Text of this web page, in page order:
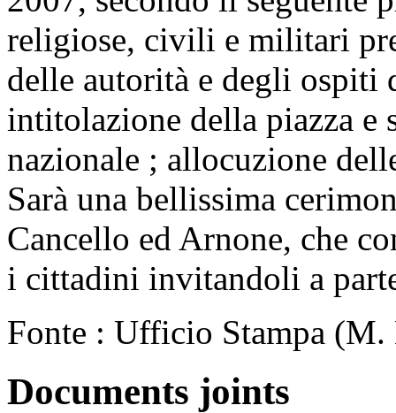
religiose, civili e militari
delle autorità e degli ospiti
intitolazione della piazza e
nazionale ; allocuzione
Sarà una bellissima
Cancello ed Arnone, che
i cittadini invitandoli a
Fonte : Ufficio Stampa (M.
Documents joints